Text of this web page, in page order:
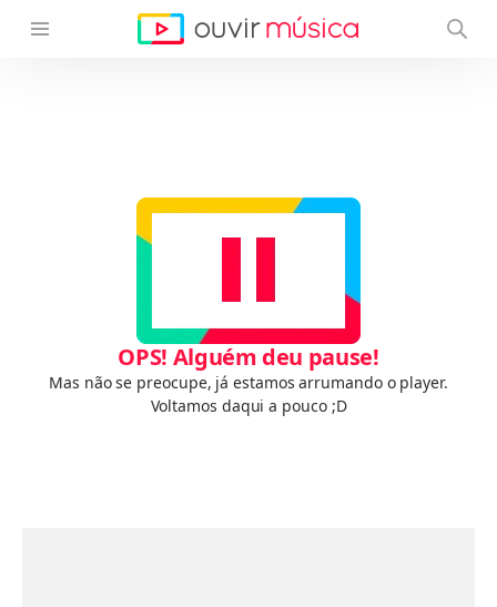
OPS! Alguém deu pause!
Mas não se preocupe, já estamos arrumando o player.
Voltamos daqui a pouco ;D